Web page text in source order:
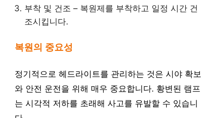
부착 및 건조 – 복원제를 부착하고 일정 시간 건
조시킵니다.
복원의 중요성
정기적으로 헤드라이트를 관리하는 것은 시야 확보
와 안전 운전을 위해 매우 중요합니다. 황변된 램프
는 시각적 저하를 초래해 사고를 유발할 수 있습니